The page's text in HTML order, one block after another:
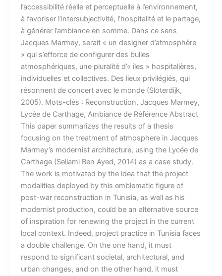
l’accessibilité réelle et perceptuelle à l’environnement,
à favoriser l’intersubjectivité, l’hospitalité et le partage,
à générer l’ambiance en somme. Dans ce sens
Jacques Marmey, serait « un designer d’atmosphère
» qui s’efforce de configurer des bulles
atmosphériques, une pluralité d’« îles » hospitalières,
individuelles et collectives. Des lieux privilégiés, qui
résonnent de concert avec le monde (Sloterdijk,
2005). Mots-clés :​ Reconstruction, Jacques Marmey,
Lycée de Carthage, Ambiance de Référence Abstract
This paper summarizes the results of a thesis
focusing on the treatment of atmosphere in Jacques
Marmey’s modernist architecture, using the Lycée de
Carthage (Sellami Ben Ayed, 2014) as a case study.
The work is motivated by the idea that the project
modalities deployed by this emblematic figure of
post-war reconstruction in Tunisia, as well as his
modernist production, could be an alternative source
of inspiration for renewing the project in the current
local context. Indeed, project practice in Tunisia faces
a double challenge. On the one hand, it must
respond to significant societal, architectural, and
urban changes, and on the other hand, it must